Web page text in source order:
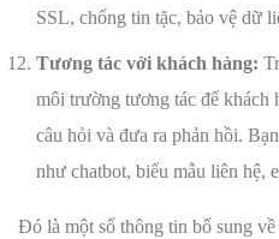
SSL, chống tin tặc, bảo vệ dữ
Tương tác với khách hàng:
môi trường tương tác để khách
câu hỏi và đưa ra phản hồi.
như chatbot, biểu mẫu liên hệ,
Đó là một số thông tin bổ sung